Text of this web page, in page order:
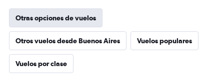
Otras opciones de vuelos
Otros vuelos desde Buenos Aires Vuelos populares
Vuelos por clase